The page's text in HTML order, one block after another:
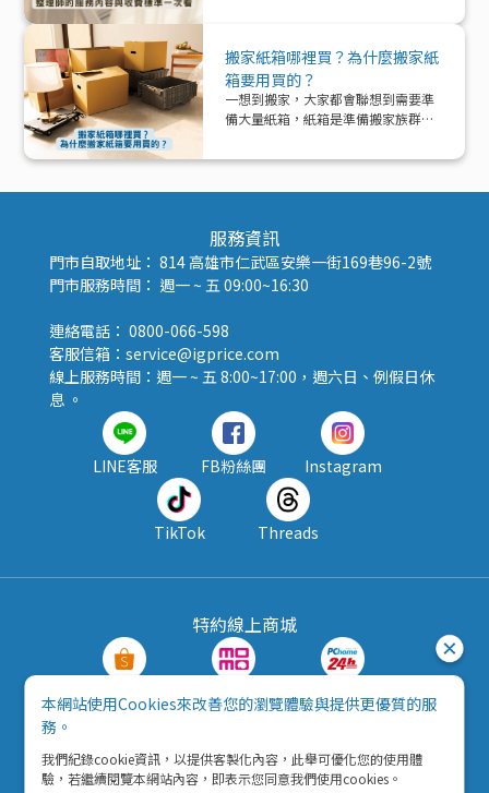
一次解析！
搬家紙箱哪裡買？為什麼搬家紙
箱要用買的？
一想到搬家，大家都會聯想到需要準
備大量紙箱，紙箱是準備搬家族群的
服務資訊
門市自取地址： 814 高雄市仁武區安樂一街169巷96-2號
門市服務時間： 週一 ~ 五 09:00~16:30
連絡電話： 0800-066-598
客服信箱：service@igprice.com
線上服務時間：週一 ~ 五 8:00~17:00，週六日、例假日休
息 。
LINE客服 FB粉絲團 Instagram
TikTok Threads
特約線上商城
露天拍賣 酷澎
本網站使用Cookies來改善您的瀏覽體驗與提供更優質的服
務。
我們紀錄cookie資訊，以提供客製化內容，此舉可優化您的使用體
驗，若繼續閱覽本網站內容，即表示您同意我們使用cookies。